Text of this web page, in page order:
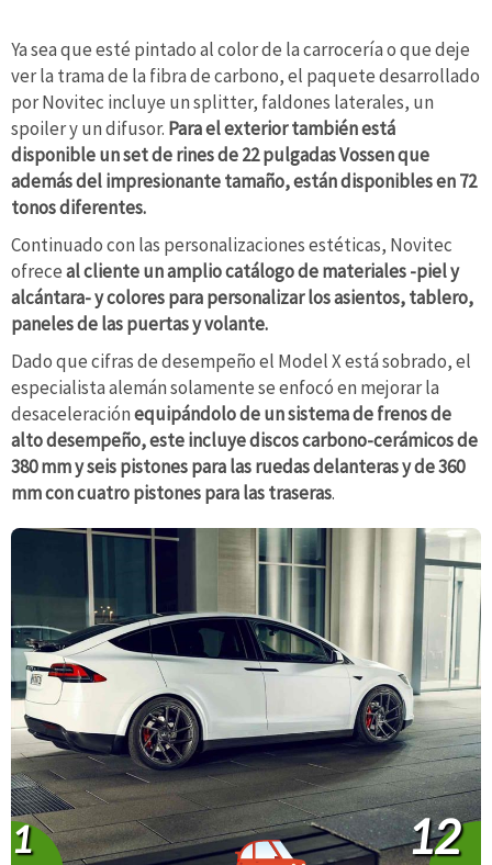
Ya sea que esté pintado al color de la carrocería o que deje
ver la trama de la fibra de carbono, el paquete desarrollado
por Novitec incluye un splitter, faldones laterales, un
spoiler y un difusor. Para el exterior también está
disponible un set de rines de 22 pulgadas Vossen que
además del impresionante tamaño, están disponibles en 72
tonos diferentes.
Continuado con las personalizaciones estéticas, Novitec
ofreceal cliente un amplio catálogo de materiales -piel y
alcántara- y colores para personalizar los asientos, tablero,
paneles de las puertas y volante.
Dado que cifras de desempeño el Model X está sobrado, el
especialista alemán solamente se enfocó en mejorar la
desaceleraciónequipándolo de un sistema de frenos de
alto desempeño, este incluye discos carbono-cerámicos de
380 mm y seis pistones para las ruedas delanteras y de 360
mm con cuatro pistones para las traseras.
1 12